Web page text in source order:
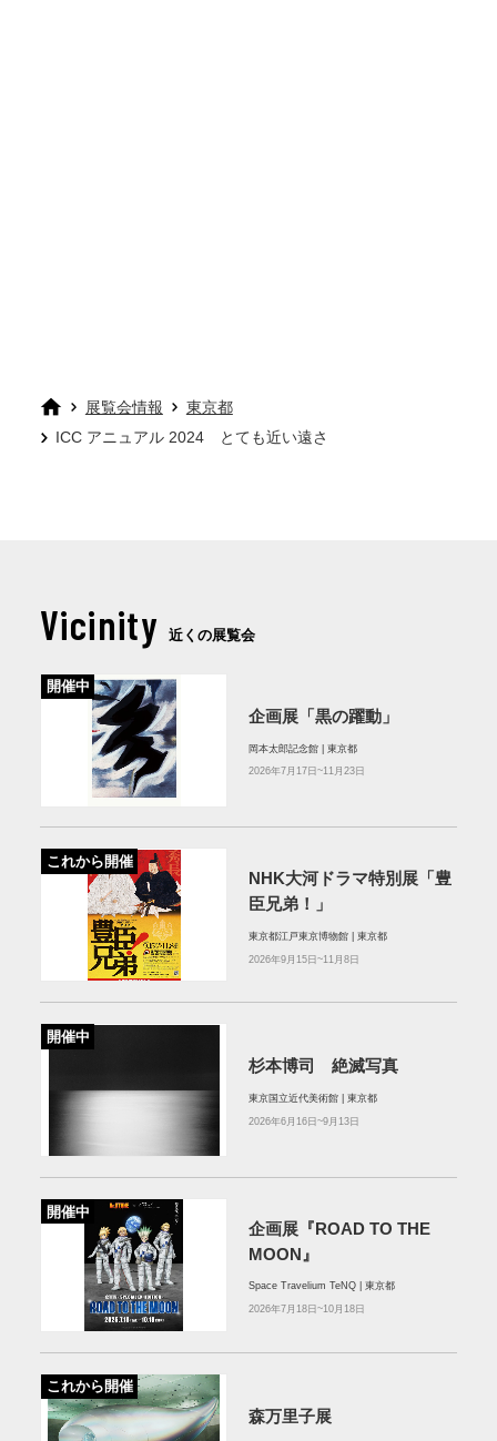
展覧会情報
東京都
ICC アニュアル 2024 とても近い遠さ
Vicinity 近くの展覧会
開催中
企画展「黒の躍動」
岡本太郎記念館 | 東京都
2026年7月17日~11月23日
これから開催
NHK大河ドラマ特別展「豊
臣兄弟！」
東京都江戸東京博物館 | 東京都
2026年9月15日~11月8日
開催中
杉本博司 絶滅写真
東京国立近代美術館 | 東京都
2026年6月16日~9月13日
開催中
企画展『ROAD TO THE
MOON』
Space Travelium TeNQ | 東京都
2026年7月18日~10月18日
これから開催
森万里子展